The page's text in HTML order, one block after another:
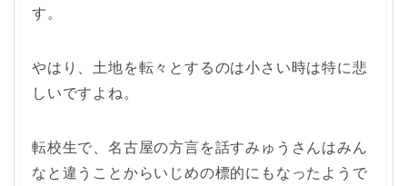
す。
やはり、土地を転々とするのは小さい時は特に悲
しいですよね。
転校生で、名古屋の方言を話すみゅうさんはみん
なと違うことからいじめの標的にもなったようで